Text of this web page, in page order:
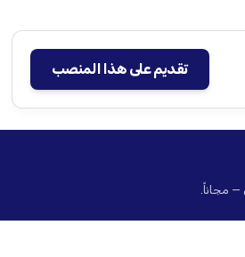
تقديم على هذا المنصب
— مجاناً.